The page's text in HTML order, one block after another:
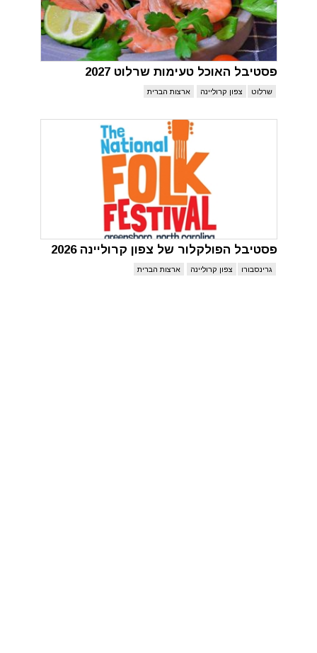
פסטיבל האוכל טעימות שרלוט 2027
שרלוט צפון קרוליינה ארצות הברית
פסטיבל הפולקלור של צפון קרוליינה 2026
גרינסבורו צפון קרוליינה ארצות הברית